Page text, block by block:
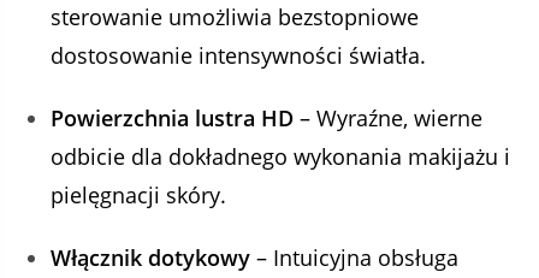
sterowanie umożliwia bezstopniowe
dostosowanie intensywności światła.
Powierzchnia lustra HD – Wyraźne, wierne
odbicie dla dokładnego wykonania makijażu i
pielęgnacji skóry.
Włącznik dotykowy – Intuicyjna obsługa